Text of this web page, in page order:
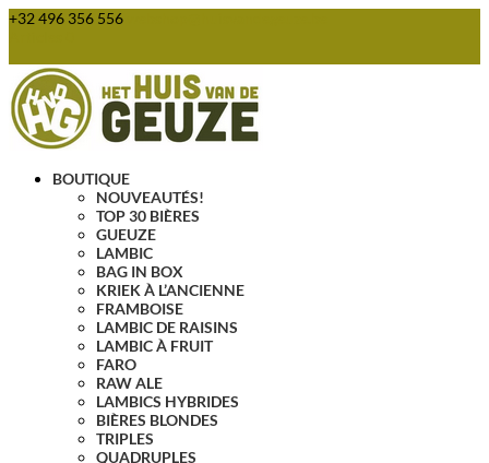
+32 496 356 556
BOUTIQUE
NOUVEAUTÉS!
TOP 30 BIÈRES
GUEUZE
LAMBIC
BAG IN BOX
KRIEK À L’ANCIENNE
FRAMBOISE
LAMBIC DE RAISINS
LAMBIC À FRUIT
FARO
RAW ALE
LAMBICS HYBRIDES
BIÈRES BLONDES
TRIPLES
QUADRUPLES